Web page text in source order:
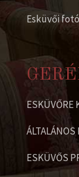
Esküvői
ESKÜVŐRE
ESKÜVŐS